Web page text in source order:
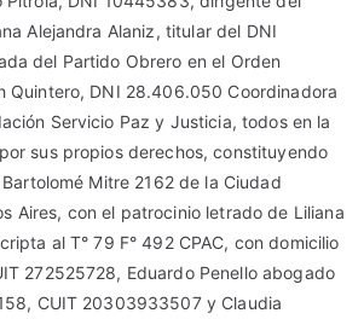
Alejandra Alaniz, titular del DNI
del Partido Obrero en el Orden
Quintero, DNI 28.406.050 Coordinadora
Servicio Paz y Justicia, todos en la
sus propios derechos, constituyendo
Mitre 2162 de la Ciudad
Aires, con el patrocinio letrado de Liliana
al T° 79 F° 492 CPAC, con domicilio
272525728, Eduardo Penello abogado
CUIT 20303933507 y Claudia